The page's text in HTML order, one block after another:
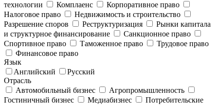
технологии
Комплаенс
Корпоративное право
Налоговое право
Недвижимость и строительство
Разрешение споров
Реструктуризация
Рынки капитала
и структурное финансирование
Санкционное право
Спортивное право
Таможенное право
Трудовое право
Финансовое право
Язык
Английский
Русский
Отрасль
Автомобильный бизнес
Агропромышленность
Гостиничный бизнес
Медиабизнес
Потребительские